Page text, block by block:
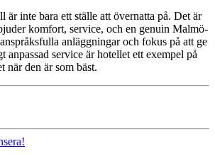
inte bara ett ställe att övernatta på. Det är
komfort, service, och en genuin Malmö-
anläggningar och fokus på att ge
anpassad service är hotellet ett exempel på
när den är som bäst.